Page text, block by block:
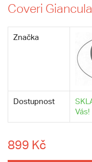
Coveri Giancula
Značka
Dostupnost
Vás!
899 Kč